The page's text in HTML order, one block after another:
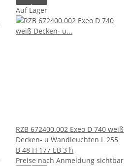
Auf Lager
RZB 672400.002 Exeo D 740 weiß
Decken- u Wandleuchten L 255
B 48 H 177 EB 3 h
Preise nach Anmeldung sichtbar